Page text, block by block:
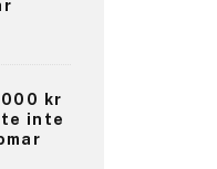
kr
inte